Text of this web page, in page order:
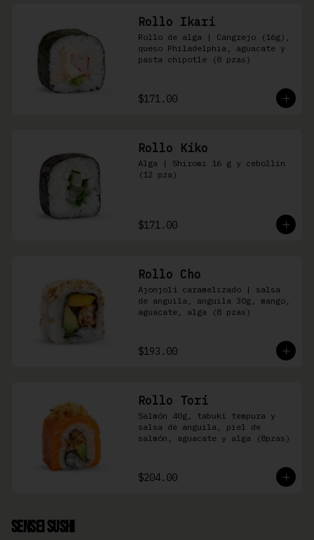
Rollo Ikari
Rollo de alga | Cangrejo (16g),
queso Philadelphia, aguacate y
pasta chipotle (8 pzas)
$171.00
Rollo Kiko
Alga | Shiromi 16 g y cebollin
(12 pza)
$171.00
Rollo Cho
Ajonjolí caramelizado | salsa
de anguila, anguila 30g, mango,
aguacate, alga (8 pzas)
$193.00
Rollo Tori
Salmón 40g, tabuki tempura y
salsa de anguila, piel de
salmón, aguacate y alga (8pzas)
$204.00
Sensei Sushi